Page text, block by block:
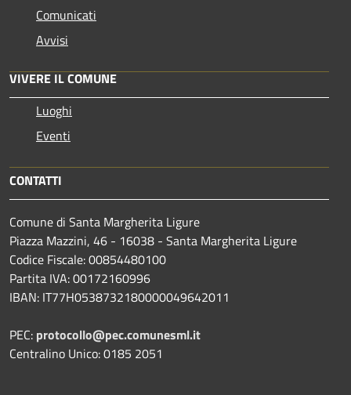
Comunicati
Avvisi
VIVERE IL COMUNE
Luoghi
Eventi
CONTATTI
Comune di Santa Margherita Ligure
Piazza Mazzini, 46 - 16038 - Santa Margherita Ligure
Codice Fiscale: 00854480100
Partita IVA: 00172160996
IBAN: IT77H0538732180000049642011
PEC: protocollo@pec.comunesml.it
Centralino Unico: 0185 2051